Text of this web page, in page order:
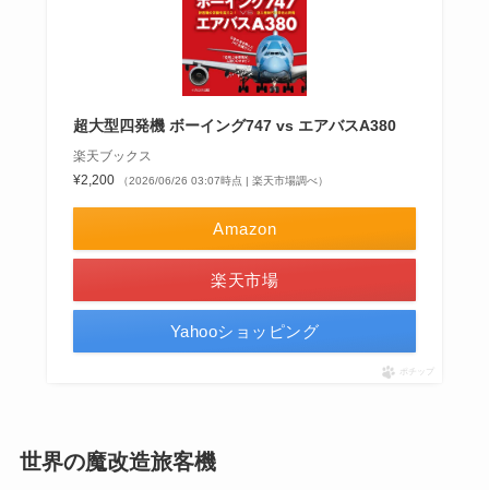
超大型四発機 ボーイング747 vs エアバスA380
楽天ブックス
¥2,200
（2026/06/26 03:07時点 | 楽天市場調べ）
Amazon
楽天市場
Yahooショッピング
ポチップ
世界の魔改造旅客機